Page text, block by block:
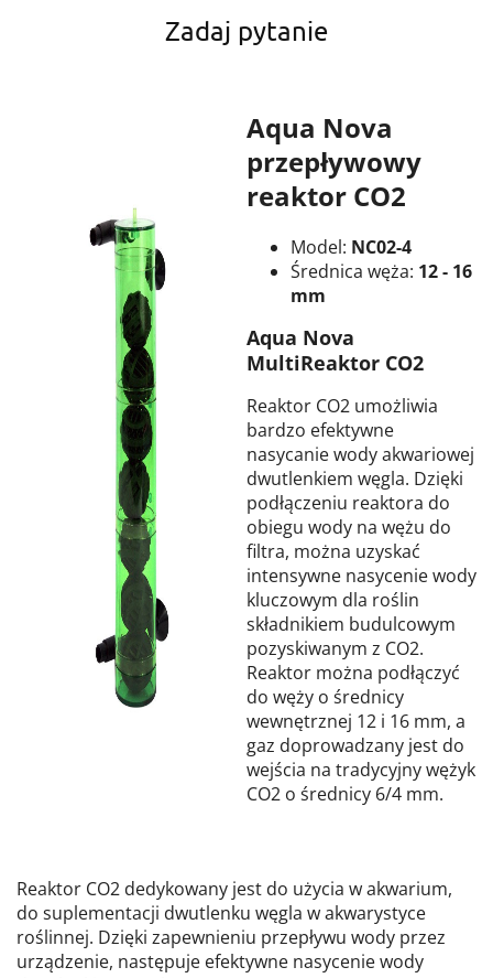
Zadaj pytanie
Aqua Nova
przepływowy
reaktor CO2
Model: NC02-4
Średnica węża: 12 - 16
mm
Aqua Nova
MultiReaktor CO2
Reaktor CO2 umożliwia
bardzo efektywne
nasycanie wody akwariowej
dwutlenkiem węgla. Dzięki
podłączeniu reaktora do
obiegu wody na wężu do
filtra, można uzyskać
intensywne nasycenie wody
kluczowym dla roślin
składnikiem budulcowym
pozyskiwanym z CO2.
Reaktor można podłączyć
do węży o średnicy
wewnętrznej 12 i 16 mm, a
gaz doprowadzany jest do
wejścia na tradycyjny wężyk
CO2 o średnicy 6/4 mm.
Reaktor CO2 dedykowany jest do użycia w akwarium,
do suplementacji dwutlenku węgla w akwarystyce
roślinnej. Dzięki zapewnieniu przepływu wody przez
urządzenie, następuje efektywne nasycenie wody